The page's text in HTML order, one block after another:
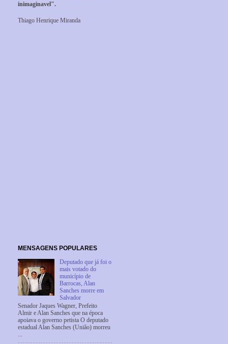
inimaginavel".
Thiago Henrique Miranda
MENSAGENS POPULARES
Deputado que já foi o
mais votado do
município de
Barrocas, Alan
Sanches morre em
Salvador
Senador Jaques Wagner, Prefeito
Almir e Alan Sanches que na época
apoiava o governo petista O deputado
estadual Alan Sanches (União) morreu
...